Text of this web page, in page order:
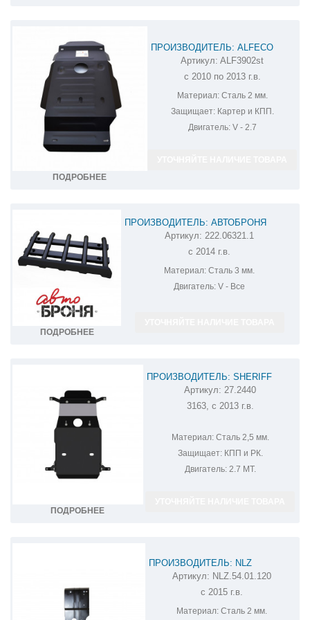
ПОДРОБНЕЕ
ПРОИЗВОДИТЕЛЬ: ALFECO
ЗАЩИТА КПП И РК УАЗ PATRIOT
ALF3902ST
Артикул: ALF3902st
с 2010 по 2013 г.в.
Материал:Сталь 2 мм.
Защищает:Картер и КПП.
Двигатель:V - 2.7
ПОДРОБНЕЕ
ПРОИЗВОДИТЕЛЬ: АВТОБРОНЯ
ЗАЩИТА РУЛЕВЫХ ТЯГ УСИЛЕННАЯ UAZ
PATRIOT 222.06321.1
Артикул: 222.06321.1
с 2014 г.в.
Материал: Сталь 3 мм.
Двигатель: V - Все
ПОДРОБНЕЕ
ПРОИЗВОДИТЕЛЬ: SHERIFF
ЗАЩИТА КПП И РК ДЛЯ УАЗ
ПАТРИОТ 27.2440
Артикул: 27.2440
3163, с 2013 г.в.
Материал:Сталь 2,5 мм.
Защищает:КПП и РК.
Двигатель:2.7 MT.
ПРОИЗВОДИТЕЛЬ: NLZ
ЗАЩИТА КПП НА УАЗ PATRIOT
NLZ.54.01.120
Артикул: NLZ.54.01.120
с 2015 г.в.
Материал:Сталь 2 мм.